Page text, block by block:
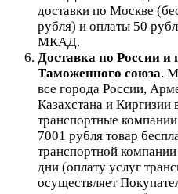
доставки по Москве
рубля) и оплаты 50
МКАД.
Доставка по России и
Таможенного союза.
все города России,
Казахстана и Киргизии
транспортные
7001 рубля товар
транспортной
дни (оплату услуг
осуществляет